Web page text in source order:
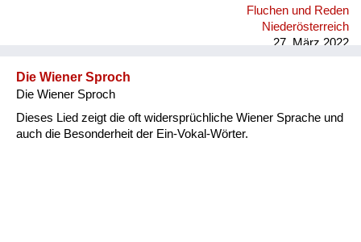
Fluchen und Reden
Niederösterreich
27. März 2022
Die Wiener Sproch
Die Wiener Sproch
Dieses Lied zeigt die oft widersprüchliche Wiener Sprache und
auch die Besonderheit der Ein-Vokal-Wörter.